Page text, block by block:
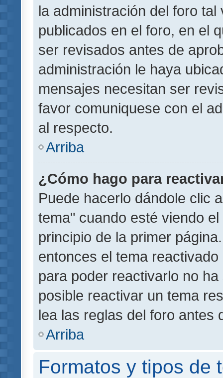
la administración del foro
publicados en el foro, en el
ser revisados antes de
administración le haya
mensajes necesitan ser
favor comuniquese con el
al respecto.
Arriba
¿Cómo hago para
Puede hacerlo dándole clic
tema" cuando esté viendo
principio de la primer
entonces el tema
para poder reactivarlo no
posible reactivar un tema
lea las reglas del foro antes
Arriba
Formatos y tipos de